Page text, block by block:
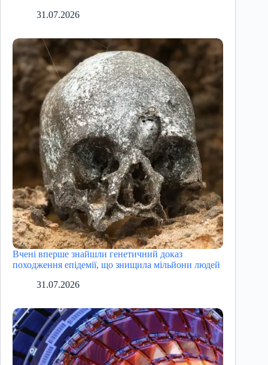
31.07.2026
Вчені вперше знайшли генетичний доказ
походження епідемії, що знищила мільйони людей
31.07.2026